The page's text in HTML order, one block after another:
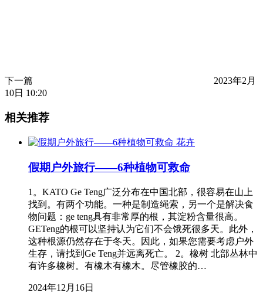
下一篇
2023年2月
10日 10:20
相关推荐
花卉
假期户外旅行——6种植物可救命
1。KATO Ge Teng广泛分布在中国北部，很容易在山上
找到。有两个功能。一种是制造绳索，另一个是解决食
物问题：ge teng具有非常厚的根，其淀粉含量很高。
GETeng的根可以坚持认为它们不会饿死很多天。此外，
这种根源仍然存在于冬天。因此，如果您需要考虑户外
生存，请找到Ge Teng并远离死亡。 2。橡树 北部丛林中
有许多橡树。有橡木有橡木。尽管橡胶的…
2024年12月16日